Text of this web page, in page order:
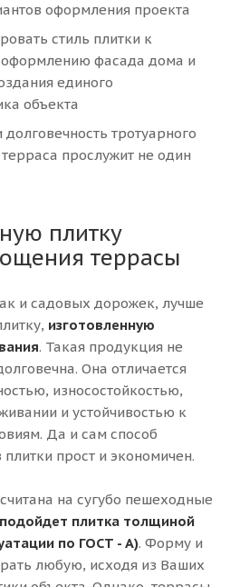
оформления проекта
стиль плитки к
фасада дома и
единого
объекта
тротуарного
прослужит не один
плитку
террасы
и садовых дорожек, лучше
изготовленную
. Такая продукция не
Она отличается
износостойкостью,
и устойчивостью к
Да и сам способ
прост и экономичен.
на сугубо пешеходные
подойдет плитка толщиной
по ГОСТ - А). Форму и
любую, исходя из Ваших